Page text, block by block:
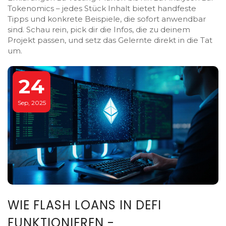
Tokenomics – jedes Stück Inhalt bietet handfeste
Tipps und konkrete Beispiele, die sofort anwendbar
sind. Schau rein, pick dir die Infos, die zu deinem
Projekt passen, und setz das Gelernte direkt in die Tat
um.
24
Sep, 2025
WIE FLASH LOANS IN DEFI